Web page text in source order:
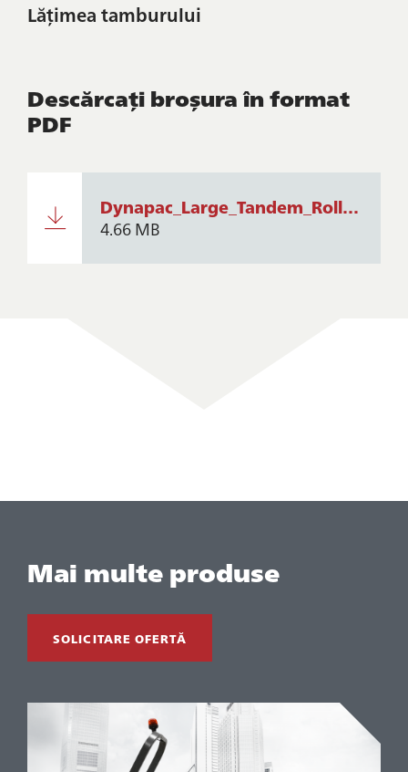
Lățimea tamburului
Descărcați broșura în format
PDF
Dynapac_Large_Tandem_Rollers_CC4000VI_CC6000VI_RO.pdf
4.66 MB
Mai multe produse
SOLICITARE OFERTĂ